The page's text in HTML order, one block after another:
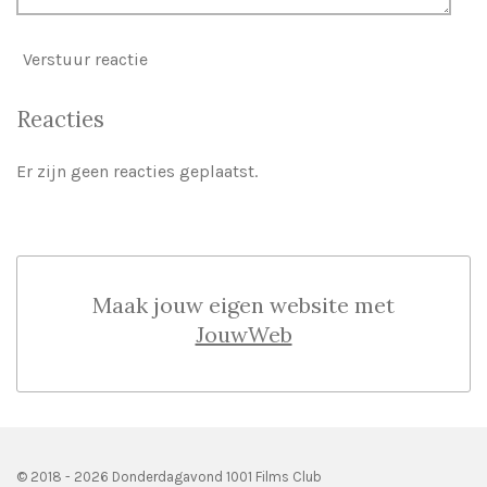
Verstuur reactie
Reacties
Er zijn geen reacties geplaatst.
Maak jouw eigen website met
JouwWeb
© 2018 - 2026 Donderdagavond 1001 Films Club